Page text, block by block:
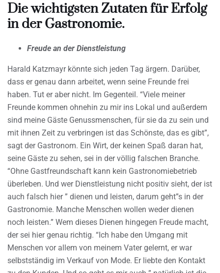
Die wichtigsten Zutaten für Erfolg
in der Gastronomie.
Freude an der Dienstleistung
Harald Katzmayr könnte sich jeden Tag ärgern. Darüber,
dass er genau dann arbeitet, wenn seine Freunde frei
haben. Tut er aber nicht. Im Gegenteil. “Viele meiner
Freunde kommen ohnehin zu mir ins Lokal und außerdem
sind meine Gäste Genussmenschen, für sie da zu sein und
mit ihnen Zeit zu verbringen ist das Schönste, das es gibt”,
sagt der Gastronom. Ein Wirt, der keinen Spaß daran hat,
seine Gäste zu sehen, sei in der völlig falschen Branche.
“Ohne Gastfreundschaft kann kein Gastronomiebetrieb
überleben. Und wer Dienstleistung nicht positiv sieht, der ist
auch falsch hier ” dienen und leisten, darum geht”s in der
Gastronomie. Manche Menschen wollen weder dienen
noch leisten.” Wem dieses Dienen hingegen Freude macht,
der sei hier genau richtig. “Ich habe den Umgang mit
Menschen vor allem von meinem Vater gelernt, er war
selbstständig im Verkauf von Mode. Er liebte den Kontakt